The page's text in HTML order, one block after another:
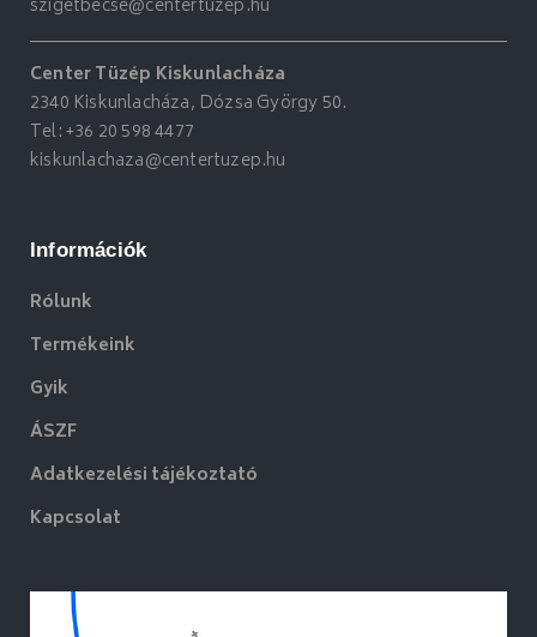
szigetbecse@centertuzep.hu
Center Tüzép Kiskunlacháza
2340 Kiskunlacháza, Dózsa György 50.
Tel:+36 20 598 4477
kiskunlachaza@centertuzep.hu
Információk
Rólunk
Termékeink
Gyik
ÁSZF
Adatkezelési tájékoztató
Kapcsolat